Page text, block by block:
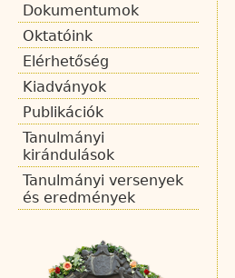
Dokumentumok
Oktatóink
Elérhetőség
Kiadványok
Publikációk
Tanulmányi
kirándulások
Tanulmányi versenyek
és eredmények